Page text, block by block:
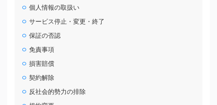
個人情報の取扱い
サービス停止・変更・終了
保証の否認
免責事項
損害賠償
契約解除
反社会的勢力の排除